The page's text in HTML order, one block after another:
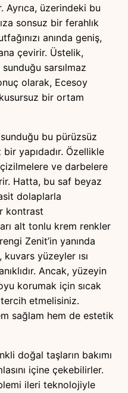
Ayrıca, üzerindeki bu
sonsuz bir ferahlık
anında geniş,
çevirir. Üstelik,
sarsılmaz
olarak, Ecesoy
bir ortam
bu pürüzsüz
yapıdadır. Özellikle
ve darbelere
Hatta, bu saf beyaz
dolaplarla
kontrast
alt tonlu krem renkler
Zenit’in yanında
yüzeyler ısı
Ancak, yüzeyin
korumak için sıcak
etmelisiniz.
sağlam hem de estetik
doğal taşların bakımı
içine çekebilirler.
ileri teknolojiyle